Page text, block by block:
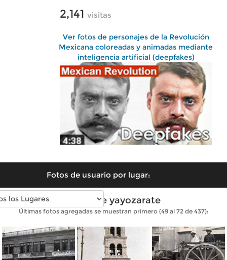
2,141 visitas
Ver fotos de personajes de la Revolución
Mexicana coloreadas y animadas mediante
inteligencia artificial (deepfakes)
Fotos de usuario por lugar:
Fotos de yayozarate
Últimas fotos agregadas se muestran primero (49 al 72 de 437):